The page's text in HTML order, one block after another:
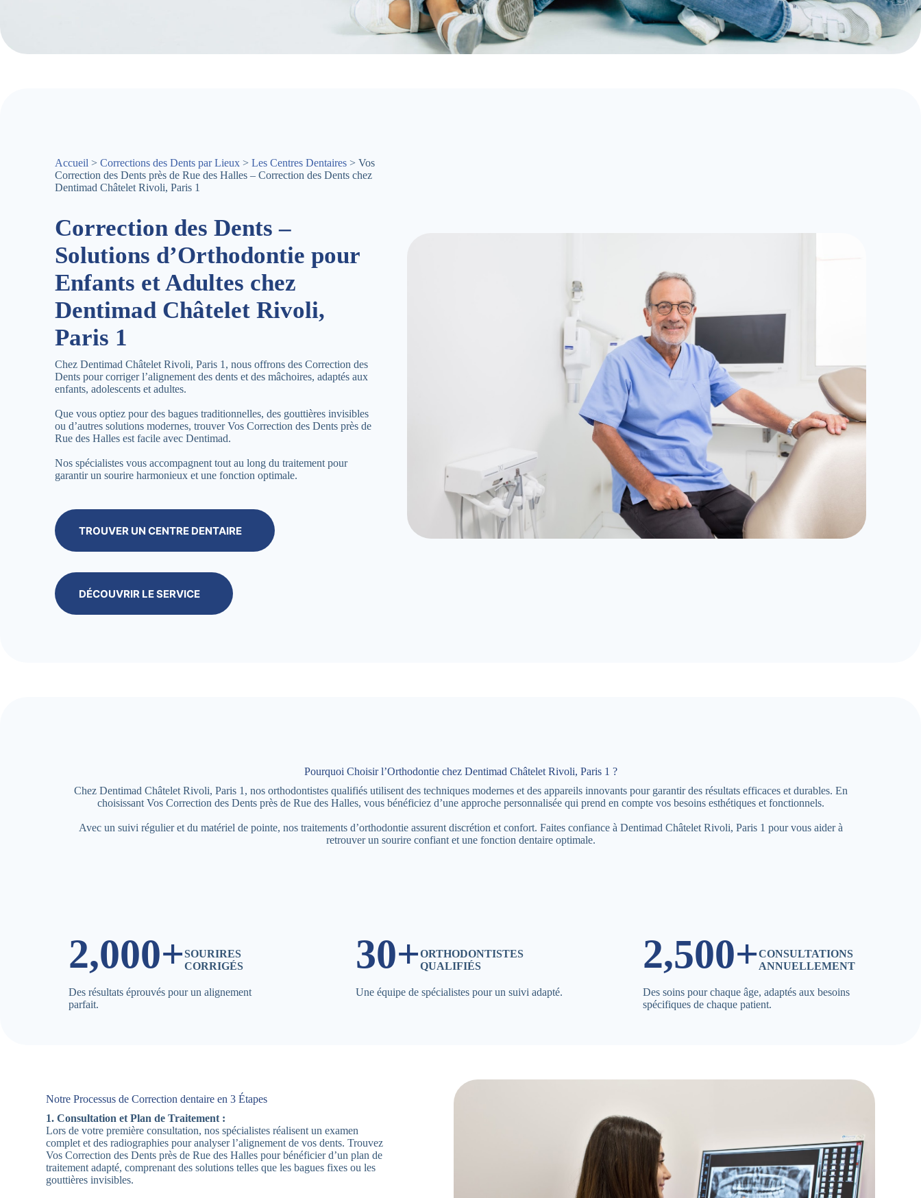
Accueil > Corrections des Dents par Lieux > Les Centres Dentaires > Vos
Correction des Dents près de Rue des Halles – Correction des Dents chez
Dentimad Châtelet Rivoli, Paris 1
Correction des Dents –
Solutions d’Orthodontie pour
Enfants et Adultes chez
Dentimad Châtelet Rivoli,
Paris 1
Chez Dentimad Châtelet Rivoli, Paris 1, nous offrons des Correction des
Dents pour corriger l’alignement des dents et des mâchoires, adaptés aux
enfants, adolescents et adultes.
Que vous optiez pour des bagues traditionnelles, des gouttières invisibles
ou d’autres solutions modernes, trouver Vos Correction des Dents près de
Rue des Halles est facile avec Dentimad.
Nos spécialistes vous accompagnent tout au long du traitement pour
garantir un sourire harmonieux et une fonction optimale.
TROUVER UN CENTRE DENTAIRE
DÉCOUVRIR LE SERVICE
Pourquoi Choisir l’Orthodontie chez Dentimad Châtelet Rivoli, Paris 1 ?
Chez Dentimad Châtelet Rivoli, Paris 1, nos orthodontistes qualifiés utilisent des techniques modernes et des appareils innovants pour garantir des résultats efficaces et durables. En
choisissant Vos Correction des Dents près de Rue des Halles, vous bénéficiez d’une approche personnalisée qui prend en compte vos besoins esthétiques et fonctionnels.
Avec un suivi régulier et du matériel de pointe, nos traitements d’orthodontie assurent discrétion et confort. Faites confiance à Dentimad Châtelet Rivoli, Paris 1 pour vous aider à
retrouver un sourire confiant et une fonction dentaire optimale.
2,000+SOURIRES
CORRIGÉS
Des résultats éprouvés pour un alignement
parfait.
30+ORTHODONTISTES
QUALIFIÉS
Une équipe de spécialistes pour un suivi adapté.
2,500+CONSULTATIONS
ANNUELLEMENT
Des soins pour chaque âge, adaptés aux besoins
spécifiques de chaque patient.
Notre Processus de Correction dentaire en 3 Étapes
1. Consultation et Plan de Traitement :
Lors de votre première consultation, nos spécialistes réalisent un examen
complet et des radiographies pour analyser l’alignement de vos dents. Trouvez
Vos Correction des Dents près de Rue des Halles pour bénéficier d’un plan de
traitement adapté, comprenant des solutions telles que les bagues fixes ou les
gouttières invisibles.